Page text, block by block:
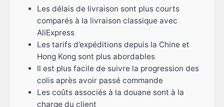
Les délais de livraison sont plus courts
comparés à la livraison classique avec
AliExpress
Les tarifs d’expéditions depuis la Chine et
Hong Kong sont plus abordables
Il est plus facile de suivre la progression des
colis après avoir passé commande
Les coûts associés à la douane sont à la
charge du client